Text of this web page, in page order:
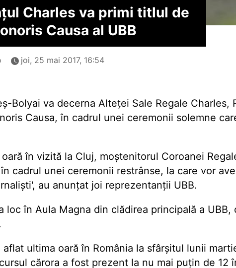
Charles va primi titlul de
Causa al UBB
joi, 25 mai 2017, 16:54
Bolyai va decerna Alteței Sale Regale Charles,
Causa, în cadrul unei ceremonii solemne
în vizită la Cluj, moștenitorul Coroanei
cadrul unei ceremonii restrânse, la care vor
au anunțat joi reprezentanții UBB.
loc în Aula Magna din clădirea principală a UBB,
ultima oară în România la sfârșitul lunii
cărora a fost prezent la nu mai puțin de 12